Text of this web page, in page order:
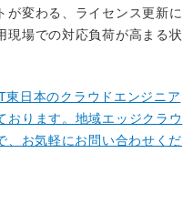
が変わる、ライセンス更新に
現場での対応負荷が高まる状
日本のクラウドエンジニア
おります。地域エッジクラウ
、お気軽にお問い合わせくだ